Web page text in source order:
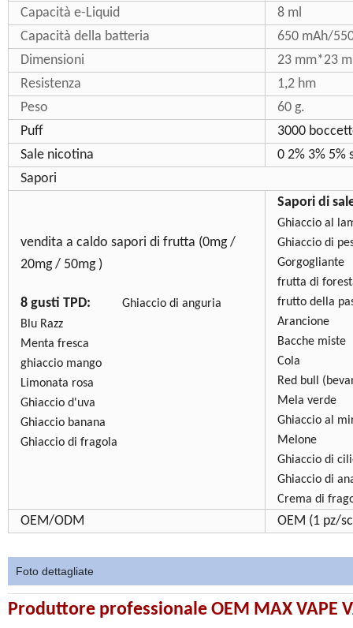
Capacità e-Liquid
8 ml
Capacità della batteria
650 mAh/
Dimensioni
23 mm*23
Resistenza
1,2 hm
Peso
60 g.
Puff
3000
Sale nicotina
0 2% 3% 5%
Sapori
vendita a caldo sapori di frutta (0mg /
20mg / 50mg )
8 gusti TPD:
Ghiaccio di anguria
Blu Razz
Menta fresca
ghiaccio mango
Limonata rosa
Ghiaccio d'uva
Ghiaccio banana
Ghiaccio di fragola
Sapori di
Ghiaccio al
Ghiaccio di
Gorgogliante
frutta di
frutto della
Arancione
Bacche miste
Cola
Red bull
Mela verde
Ghiaccio al
Melone
Ghiaccio di
Ghiaccio di
Crema di
OEM/ODM OEM (1 pz/
Foto dettagliate
Produttore professionale OEM MAX VAPE